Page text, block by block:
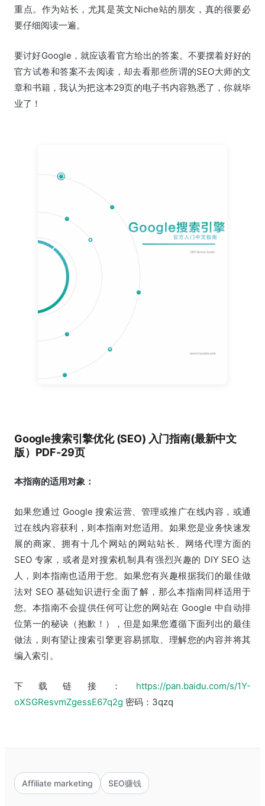
重点。作为站长，尤其是英文Niche站的朋友，真的很要必
要仔细阅读一遍。
要讨好Google，就应该看官方给出的答案。不要摆着好好的
官方试卷和答案不去阅读，却去看那些所谓的SEO大师的文
章和书籍，我认为把这本29页的电子书内容熟悉了，你就毕
业了！
Google搜索引擎优化 (SEO) 入门指南(最新中文
版）PDF-29页
本指南的适用对象：
如果您通过 Google 搜索运营、管理或推广在线内容，或通
过在线内容获利，则本指南对您适用。如果您是业务快速发
展的商家、拥有十几个网站的网站站长、网络代理方面的
SEO 专家，或者是对搜索机制具有强烈兴趣的 DIY SEO 达
人，则本指南也适用于您。如果您有兴趣根据我们的最佳做
法对 SEO 基础知识进行全面了解，那么本指南同样适用于
您。本指南不会提供任何可让您的网站在 Google 中自动排
位第一的秘诀（抱歉！），但是如果您遵循下面列出的最佳
做法，则有望让搜索引擎更容易抓取、理解您的内容并将其
编入索引。
下载链接： https://pan.baidu.com/s/1Y-
oXSGResvmZgessE67q2g 密码：3qzq
Affiliate marketing SEO赚钱